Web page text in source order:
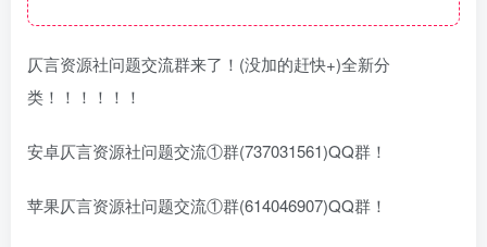
仄言资源社问题交流群来了！(没加的赶快+)全新分
类！！！！！！
安卓仄言资源社问题交流①群(737031561)QQ群！
苹果仄言资源社问题交流①群(614046907)QQ群！